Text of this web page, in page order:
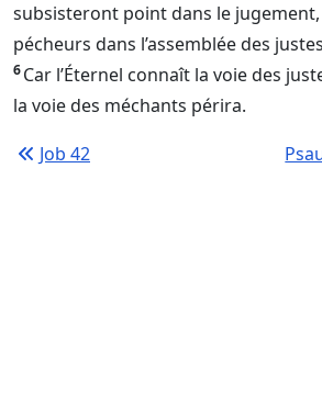
subsisteront point dans le jugement,
pécheurs dans l’assemblée des
6Car l’Éternel connaît la voie des
la voie des méchants périra.
Job 42